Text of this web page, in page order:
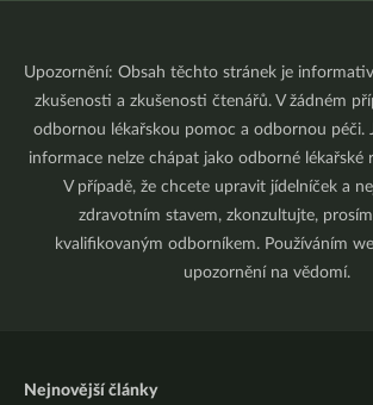
Upozornění: Obsah těchto stránek je
zkušenosti a zkušenosti čtenářů. V žádném
odbornou lékařskou pomoc a odbornou péči.
informace nelze chápat jako odborné lékařské
V případě, že chcete upravit jídelníček a
zdravotním stavem, zkonzultujte,
kvalifikovaným odborníkem. Používáním
upozornění na vědomí.
Nejnovější články